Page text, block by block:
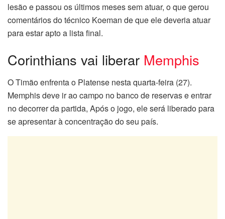
lesão e passou os últimos meses sem atuar, o que gerou
comentários do técnico Koeman de que ele deveria atuar
para estar apto a lista final.
Corinthians vai liberar Memphis
O Timão enfrenta o Platense nesta quarta-feira (27).
Memphis deve ir ao campo no banco de reservas e entrar
no decorrer da partida, Após o jogo, ele será liberado para
se apresentar à concentração do seu país.